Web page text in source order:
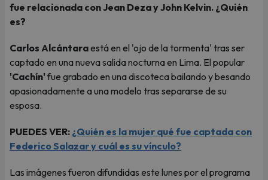
fue relacionada con Jean Deza y John Kelvin. ¿Quién
es?
Carlos Alcántaraestá en el 'ojo de la tormenta' tras ser
captado en una nueva salida nocturna en Lima. El popular
'Cachín'fue grabado en una discoteca bailando y besando
apasionadamente a una modelo tras separarse de su
esposa.
PUEDES VER: ¿Quién es la mujer qué fue captada con
Federico Salazar y cuál es su vínculo?
Las imágenes fueron difundidas este lunes por el programa